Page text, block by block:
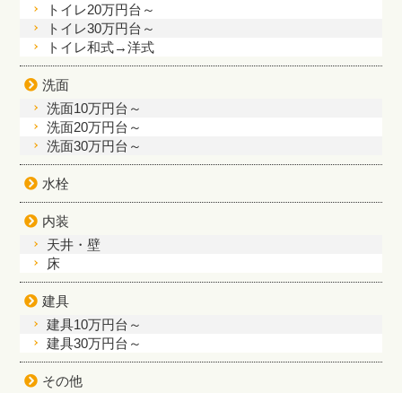
トイレ20万円台～
トイレ30万円台～
トイレ和式→洋式
洗面
洗面10万円台～
洗面20万円台～
洗面30万円台～
水栓
内装
天井・壁
床
建具
建具10万円台～
建具30万円台～
その他